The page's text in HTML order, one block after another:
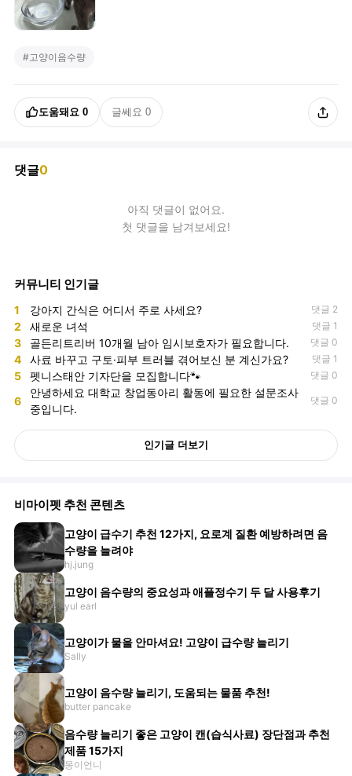
# 고양이음수량
도움돼요 0 글쎄요 0
댓글0
아직 댓글이 없어요.
첫 댓글을 남겨보세요!
커뮤니티 인기글
1 강아지 간식은 어디서 주로 사세요? 댓글 2
2 새로운 녀석 댓글 1
3 골든리트리버 10개월 남아 임시보호자가 필요합니다. 댓글 0
4 사료 바꾸고 구토·피부 트러블 겪어보신 분 계신가요? 댓글 1
5 펫니스태안 기자단을 모집합니다🐾 댓글 0
6
안녕하세요 대학교 창업동아리 활동에 필요한 설문조사
중입니다.
댓글 0
인기글 더보기
비마이펫 추천 콘텐츠
고양이 급수기 추천 12가지, 요로계 질환 예방하려면 음
수량을 늘려야
hj.jung
고양이 음수량의 중요성과 애플정수기 두 달 사용후기
yul earl
고양이가 물을 안마셔요! 고양이 급수량 늘리기
Sally
고양이 음수량 늘리기, 도움되는 물품 추천!
butter pancake
음수량 늘리기 좋은 고양이 캔(습식사료) 장단점과 추천
제품 15가지
몽이언니